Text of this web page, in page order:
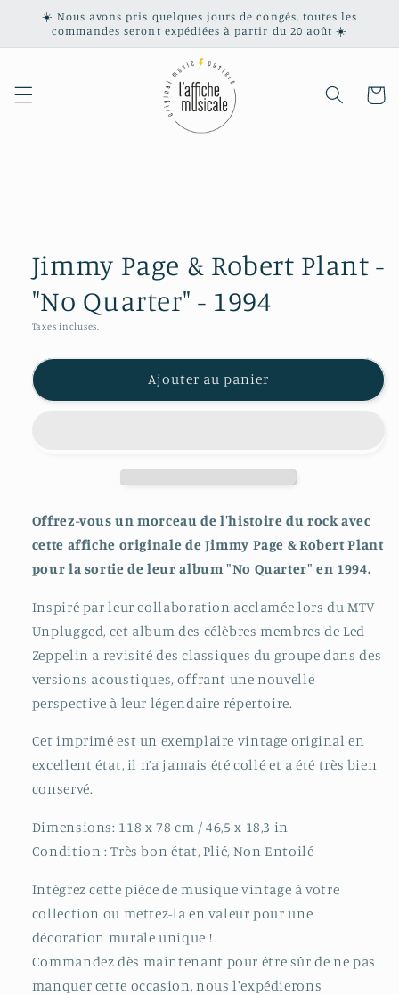
passer
contenu
☀️ Nous avons pris quelques jours de congés, toutes les
commandes seront expédiées à partir du 20 août ☀️
Panier
Jimmy Page & Robert Plant -
"No Quarter" - 1994
Taxes incluses.
Ajouter au panier
Offrez-vous un morceau de l'histoire du rock avec
cette affiche originale de Jimmy Page & Robert Plant
pour la sortie de leur album "No Quarter" en 1994.
Inspiré par leur collaboration acclamée lors du MTV
Unplugged, cet album des célèbres membres de Led
Zeppelin a revisité des classiques du groupe dans des
versions acoustiques, offrant une nouvelle
perspective à leur légendaire répertoire.
Cet imprimé est un exemplaire vintage original en
excellent état, il n’a jamais été collé et a été très bien
conservé.
Dimensions: 118 x 78 cm / 46,5 x 18,3 in
Condition : Très bon état, Plié, Non Entoilé
Intégrez cette pièce de musique vintage à votre
collection ou mettez-la en valeur pour une
décoration murale unique !
Commandez dès maintenant pour être sûr de ne pas
manquer cette occasion, nous l'expédierons